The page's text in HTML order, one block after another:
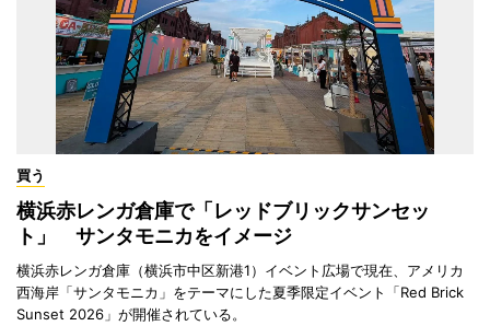
買う
横浜赤レンガ倉庫で「レッドブリックサンセッ
ト」 サンタモニカをイメージ
横浜赤レンガ倉庫（横浜市中区新港1）イベント広場で現在、アメリカ
西海岸「サンタモニカ」をテーマにした夏季限定イベント「Red Brick
Sunset 2026」が開催されている。